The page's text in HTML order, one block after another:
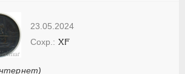
23.05.2024
XF